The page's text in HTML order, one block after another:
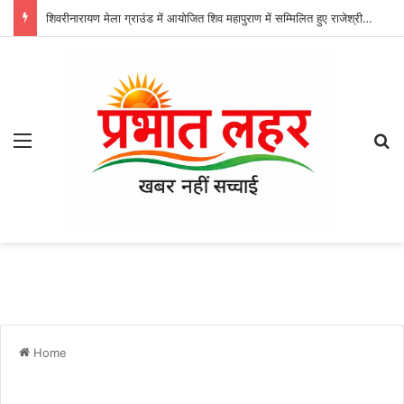
शिवरीनारायण मेला ग्राउंड में आयोजित शिव महापुराण में सम्मिलित हुए राजेश्री महन्त रामसुंदर दास
Menu
Home